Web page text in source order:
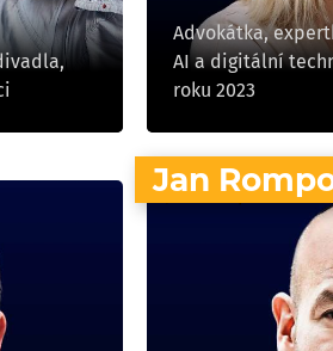
Advokátka,
AI a digitální
roku 2023
Jan